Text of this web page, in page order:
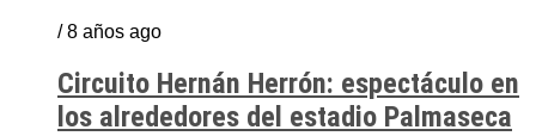
/ 8 años ago
Circuito Hernán Herrón: espectáculo en
los alrededores del estadio Palmaseca